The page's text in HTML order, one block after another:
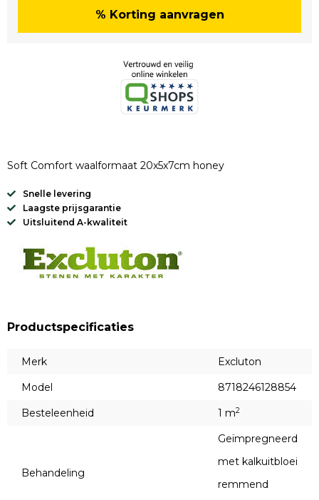
% Korting aanvragen
Soft Comfort waalformaat 20x5x7cm honey
Snelle levering
Laagste prijsgarantie
Uitsluitend A-kwaliteit
Productspecificaties
Merk
Excluton
Model
8718246128854
Besteleenheid
1 m2
Behandeling
Geïmpregneerd
met kalkuitbloei
remmend